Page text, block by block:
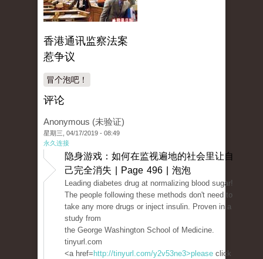
香港通讯监察法案
惹争议
冒个泡吧！
评论
Anonymous (未验证)
星期三, 04/17/2019 - 08:49
永久连接
隐身游戏：如何在监视遍地的社会里让自
己完全消失 | Page 496 | 泡泡
Leading diabetes drug at normalizing blood sugar!
The people following these methods don't need to
take any more drugs or inject insulin. Proven in a
study from
the George Washington School of Medicine.
tinyurl.com
<a href= http://tinyurl.com/y2v53ne3>please click